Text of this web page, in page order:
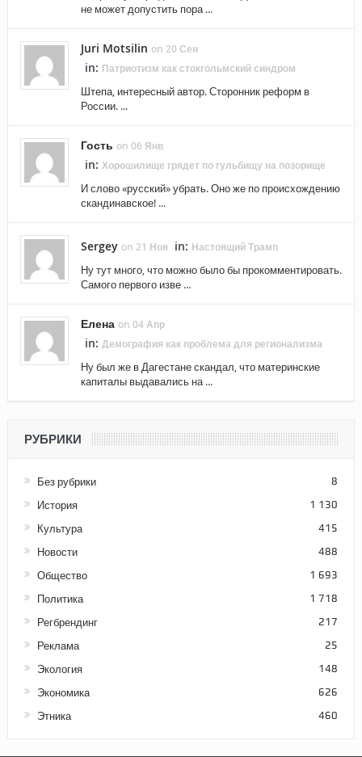
не может допустить пора ...
Juri Motsilin on 20 Сен
in: Патриотизм как стокгольмский синдром
Штепа, интересный автор. Сторонник реформ в
России. ...
Гость on 06 Янв
in: Хорошилище грядет по гульбищу на позорище
И слово «русский» убрать. Оно же по происхождению
скандинавское! ...
Sergey on 21 Ноя in: Настоящий Трамп
Ну тут много, что можно было бы прокомментировать.
Самого первого изве ...
Елена on 04 Апр
in: Демография как проблема для регионализма
Ну был же в Дагестане скандал, что материнские
капиталы выдавались на ...
РУБРИКИ
Без рубрики 8
История 1 130
Культура 415
Новости 488
Общество 1 693
Политика 1 718
Регбрендинг 217
Реклама 25
Экология 148
Экономика 626
Этника 460